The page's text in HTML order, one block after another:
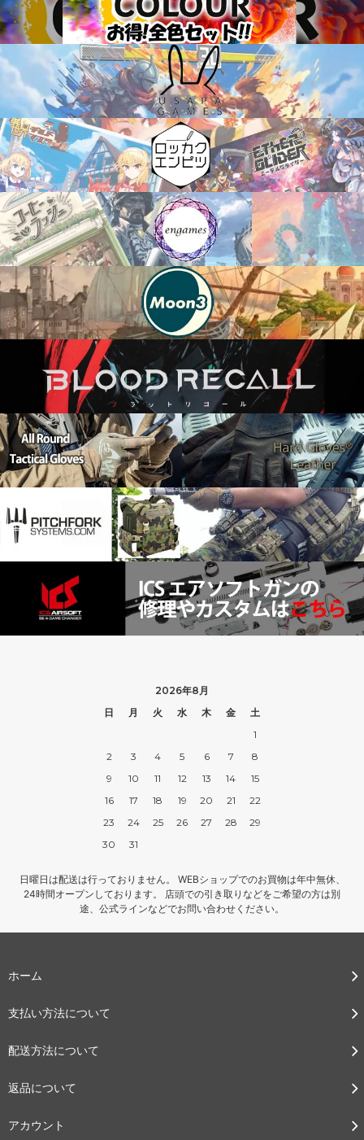
2026年8月
日
月 火 水 木 金
土
1
2
3 4 5 6 7
8
9
10 11 12 13 14
15
16
17 18 19 20 21
22
23
24 25 26 27 28
29
30
31
日曜日は配送は行っておりません。 WEBショップでのお買物は年中無休、
24時間オープンしております。 店頭での引き取りなどをご希望の方は別
途、公式ラインなどでお問い合わせください。
ホーム
支払い方法について
配送方法について
返品について
アカウント